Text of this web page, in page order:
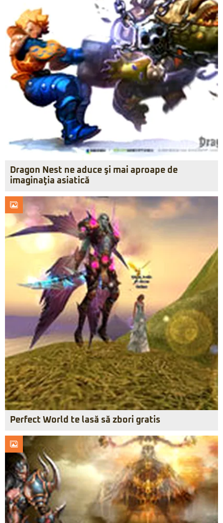
Dragon Nest ne aduce şi mai aproape de
imaginaţia asiatică
Perfect World te lasă să zbori gratis